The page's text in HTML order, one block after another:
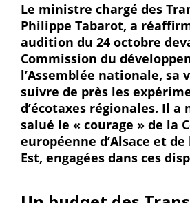
Le ministre chargé des
Philippe Tabarot, a
audition du 24 octobre
Commission du
l’Assemblée nationale, sa
suivre de près les
d’écotaxes régionales. Il
salué le « courage » de la
européenne d’Alsace et
Est, engagées dans ces